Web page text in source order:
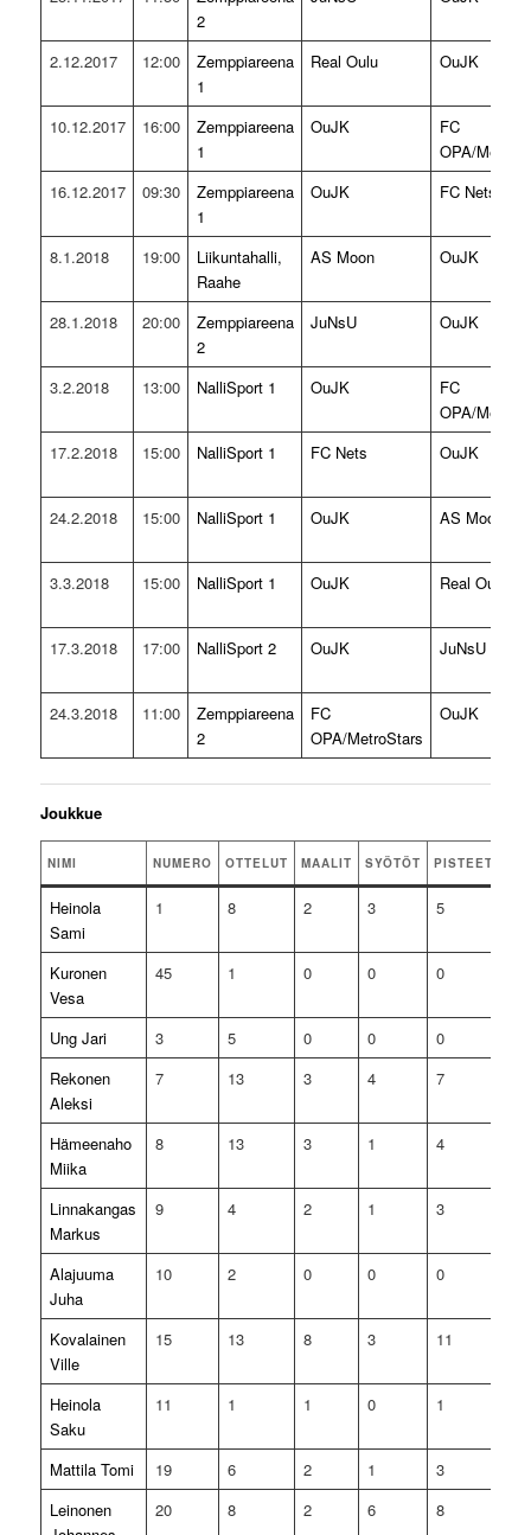
2
2.12.2017 12:00
Zemppiareena
1
Real Oulu OuJK
10.12.2017 16:00
Zemppiareena
1
OuJK
FC
OPA/
16.12.2017
09:30
Zemppiareena
1
OuJK FC Nets
8.1.2018 19:00
Liikuntahalli,
Raahe
AS Moon OuJK
28.1.2018 20:00
Zemppiareena
2
JuNsU OuJK
3.2.2018 13:00 NalliSport 1 OuJK
FC
OPA/
17.2.2018
15:00 NalliSport 1 FC Nets OuJK
24.2.2018 15:00 NalliSport 1 OuJK AS Moon
3.3.2018 15:00 NalliSport 1 OuJK Real Oulu
17.3.2018 17:00 NalliSport 2 OuJK JuNsU
24.3.2018 11:00
Zemppiareena
2
FC
OPA/MetroStars
OuJK
Joukkue
NIMI NUMERO OTTELUT MAALIT SYÖTÖT PISTEET
Heinola
Sami
1 8 2 3 5
Kuronen
Vesa
45 1 0 0 0
Ung Jari 3 5 0 0 0
Rekonen
Aleksi
7 13 3 4 7
Hämeenaho
Miika
8 13 3 1 4
Linnakangas
Markus
9 4 2 1 3
Alajuuma
Juha
10 2 0 0 0
Kovalainen
Ville
15 13 8 3 11
Heinola
Saku
11 1 1 0 1
Mattila Tomi 19 6 2 1 3
Leinonen
20 8 2 6 8